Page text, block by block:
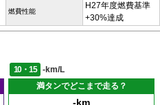
燃費性能
H27年度燃費基準
+30%達成
10・15
-km/L
満タンでどこまで走る？
-km